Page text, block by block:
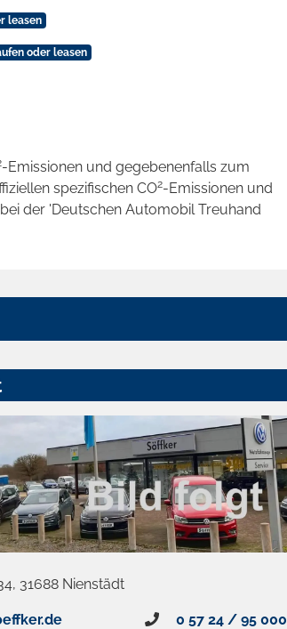
leasen
oder leasen
-Emissionen und gegebenenfalls zum
spezifischen CO2-Emissionen und
der 'Deutschen Automobil Treuhand
31688 Nienstädt
0 57 24 / 95 000